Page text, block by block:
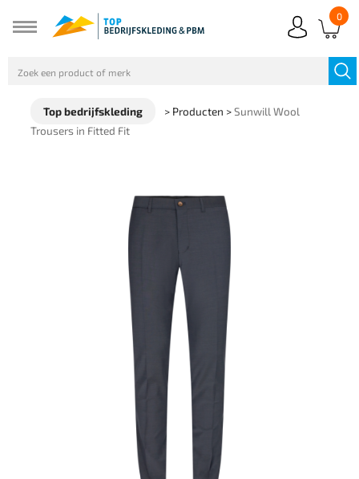
0
Top bedrijfskleding > Producten >Sunwill Wool
Trousers in Fitted Fit